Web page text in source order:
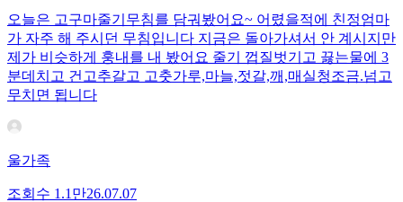
오늘은 고구마줄기무침를 담궈봤어요~ 어렸을적에 친정엄마
가 자주 해 주시던 무침입니다 지금은 돌아가셔서 안 계시지만
제가 비슷하게 훙내를 내 봤어요 줄기 껍질벗기고 끓는물에 3
분데치고 건고추갈고 고춧가루,마늘,젓갈,깨,매실청조금.넘고
무치면 됩니다
울가족
조회수 1.1만26.07.07